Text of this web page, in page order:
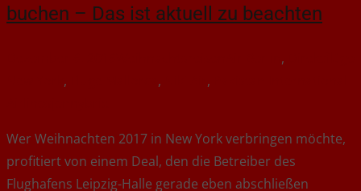
buchen – Das ist aktuell zu beachten
,
, , ,
Wer Weihnachten 2017 in New York verbringen möchte,
profitiert von einem Deal, den die Betreiber des
Flughafens Leipzig-Halle gerade eben abschließen